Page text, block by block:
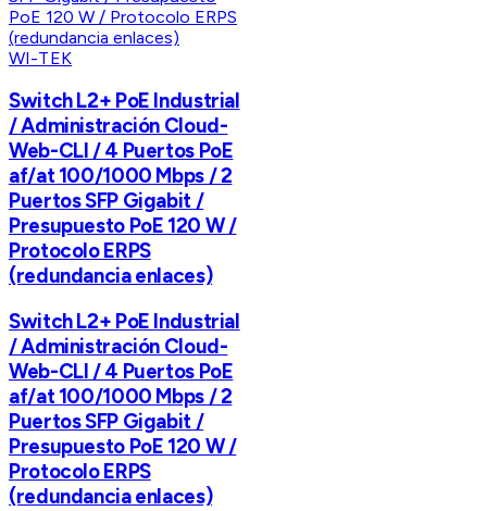
WI-TEK
Switch L2+ PoE Industrial
/ Administración Cloud-
Web-CLI / 4 Puertos PoE
af/at 100/1000 Mbps / 2
Puertos SFP Gigabit /
Presupuesto PoE 120 W /
Protocolo ERPS
(redundancia enlaces)
Switch L2+ PoE Industrial
/ Administración Cloud-
Web-CLI / 4 Puertos PoE
af/at 100/1000 Mbps / 2
Puertos SFP Gigabit /
Presupuesto PoE 120 W /
Protocolo ERPS
(redundancia enlaces)